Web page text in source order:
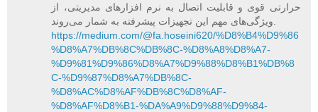
حرارتی قوی و قابلیت اتصال به نرم‌ افزارهای مدیریتی، از
https://medium.com/@fa.hoseini620/%D8%B4%D9%86
%D8%A7%DB%8C%DB%8C-%D8%A8%D8%A7-
%D9%81%D9%86%D8%A7%D9%88%D8%B1%DB%8
C-%D9%87%D8%A7%DB%8C-
%D8%AC%D8%AF%DB%8C%D8%AF-
%D8%AF%D8%B1-%DA%A9%D9%88%D9%84-